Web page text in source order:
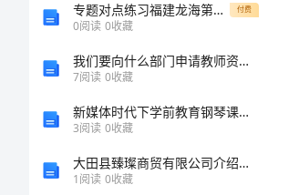
专题对点练习福建龙海第二中学数学七年级上册期中综合测评专项训练B卷（附答案详解） 付费
0阅读 0收藏
我们要向什么部门申请教师资格认定
7阅读 0收藏
新媒体时代下学前教育钢琴课教学模式创新研究
3阅读 0收藏
大田县臻璨商贸有限公司介绍企业发展分析报告
1阅读 0收藏